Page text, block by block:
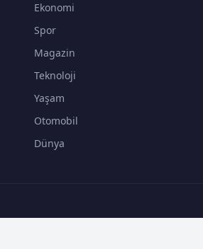
Ekonomi
Spor
Magazin
Teknoloji
Yaşam
Otomobil
Dünya